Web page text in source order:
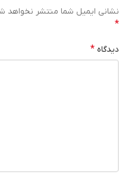
نشانی ایمیل شما منتشر نخواهد
*
دیدگاه *